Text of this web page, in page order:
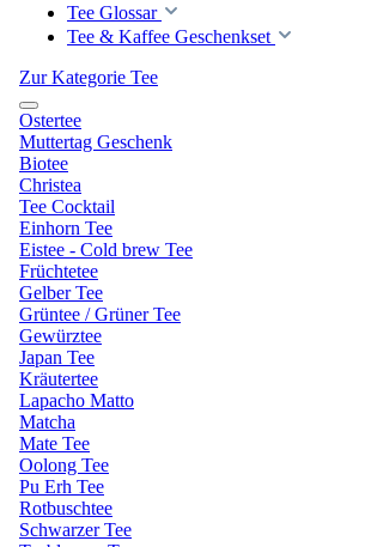
Tee Glossar
Tee & Kaffee Geschenkset
Zur Kategorie Tee
Ostertee
Muttertag Geschenk
Biotee
Christea
Tee Cocktail
Einhorn Tee
Eistee - Cold brew Tee
Früchtetee
Gelber Tee
Grüntee / Grüner Tee
Gewürztee
Japan Tee
Kräutertee
Lapacho Matto
Matcha
Mate Tee
Oolong Tee
Pu Erh Tee
Rotbuschtee
Schwarzer Tee